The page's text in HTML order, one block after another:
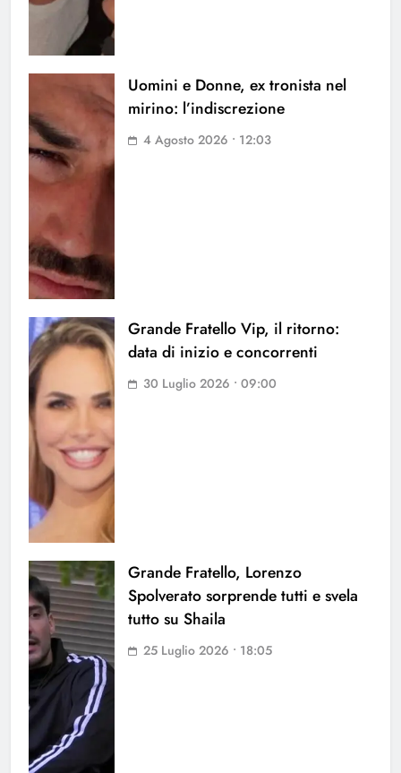
Uomini e Donne, ex tronista nel
mirino: l’indiscrezione
4 Agosto 2026 • 12:03
Grande Fratello Vip, il ritorno:
data di inizio e concorrenti
30 Luglio 2026 • 09:00
Grande Fratello, Lorenzo
Spolverato sorprende tutti e svela
tutto su Shaila
25 Luglio 2026 • 18:05